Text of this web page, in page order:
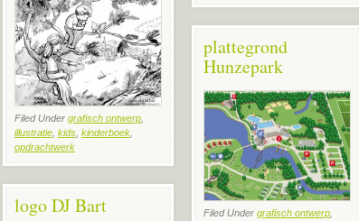
Filed Under grafisch ontwerp
illustratie kids kinderboek
opdrachtwerk
plattegrond
Hunzepark
Filed Under grafisch ontwerp
logo DJ Bart